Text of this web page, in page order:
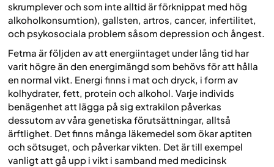
skrumplever och som inte alltid är förknippat med hög
alkoholkonsumtion), gallsten, artros, cancer, infertilitet,
och psykosociala problem såsom depression och ångest.
Fetma är följden av att energiintaget under lång tid har
varit högre än den energimängd som behövs för att hålla
en normal vikt. Energi finns i mat och dryck, i form av
kolhydrater, fett, protein och alkohol. Varje individs
benägenhet att lägga på sig extrakilon påverkas
dessutom av våra genetiska förutsättningar, alltså
ärftlighet. Det finns många läkemedel som ökar aptiten
och sötsuget, och påverkar vikten. Det är till exempel
vanligt att gå upp i vikt i samband med medicinsk